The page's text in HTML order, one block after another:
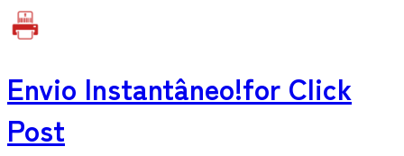
Envio Instantâneo!for Click
Post